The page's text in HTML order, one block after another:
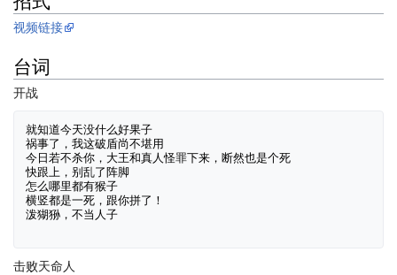
视频链接
台词
开战
就知道今天没什么好果子
祸事了，我这破盾尚不堪用
今日若不杀你，大王和真人怪罪下来，断然也是个死
快跟上，别乱了阵脚
怎么哪里都有猴子
横竖都是一死，跟你拼了！
泼猢狲，不当人子
击败天命人